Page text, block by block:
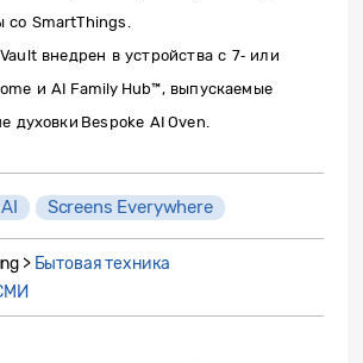
со SmartThings.
внедрен в устройства с 7‑ или
и AI Family Hub™, выпускаемые
духовки Bespoke AI Oven.
Screens Everywhere
> Бытовая техника